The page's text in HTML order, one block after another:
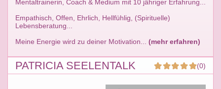
Mentaltrainerin, Coach & Medium mit 10 jähriger Erfahrung...
Empathisch, Offen, Ehrlich, Hellfühlig, (Spirituelle)
Lebensberatung...
Meine Energie wird zu deiner Motivation... (mehr erfahren)
PATRICIA SEELENTALK (0)